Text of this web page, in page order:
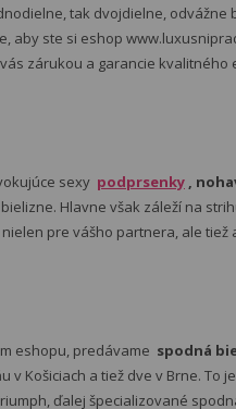
tak dvojdielne, odvážne
aby ste si eshop
zárukou a garancie kvalitného
sexy podprsenky ,
Hlavne však záleží na
pre vášho partnera, ale tiež
eshopu, predávame spodná
v Košiciach a tiež dve v Brne.
ďalej špecializované